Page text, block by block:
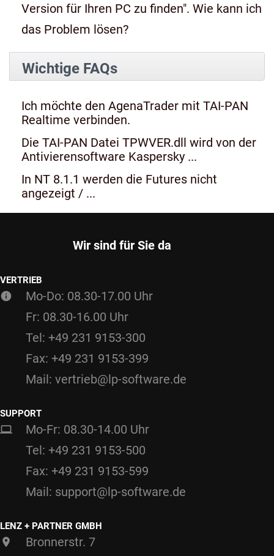
Version für Ihren PC zu finden". Wie kann ich
das Problem lösen?
Wichtige FAQs
Ich möchte den AgenaTrader mit TAI-PAN
Realtime verbinden.
Die TAI-PAN Datei TPWVER.dll wird von der
Antivierensoftware Kaspersky ...
In NT 8.1.1 werden die Futures nicht
angezeigt / ...
Wir sind für Sie da
VERTRIEB
Mo-Do: 08.30-17.00 Uhr
Fr: 08.30-16.00 Uhr
Tel: +49 231 9153-300
Fax: +49 231 9153-399
Mail: vertrieb@lp-software.de
SUPPORT
Mo-Fr: 08.30-14.00 Uhr
Tel: +49 231 9153-500
Fax: +49 231 9153-599
Mail: support@lp-software.de
LENZ + PARTNER GMBH
Bronnerstr. 7